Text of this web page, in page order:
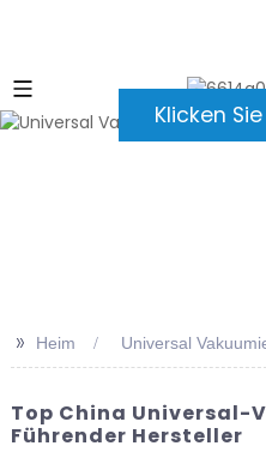
Klicken
>> Heim Universal
Top China Universal-
Führender Hersteller